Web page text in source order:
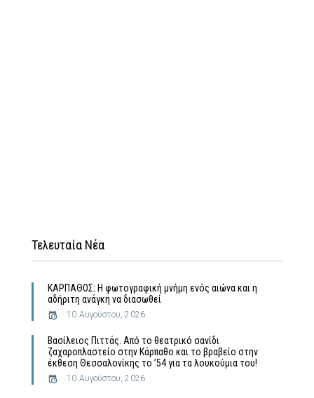
Τελευταία Νέα
ΚΑΡΠΑΘΟΣ: Η φωτογραφική μνήμη ενός αιώνα και η
αδήριτη ανάγκη να διασωθεί
10 Αυγούστου, 2026
Βασίλειος Πιττάς. Από το θεατρικό σανίδι
ζαχαροπλαστείο στην Κάρπαθο και το βραβείο στην
έκθεση Θεσσαλονίκης το ’54 για τα λουκούμια του!
10 Αυγούστου, 2026